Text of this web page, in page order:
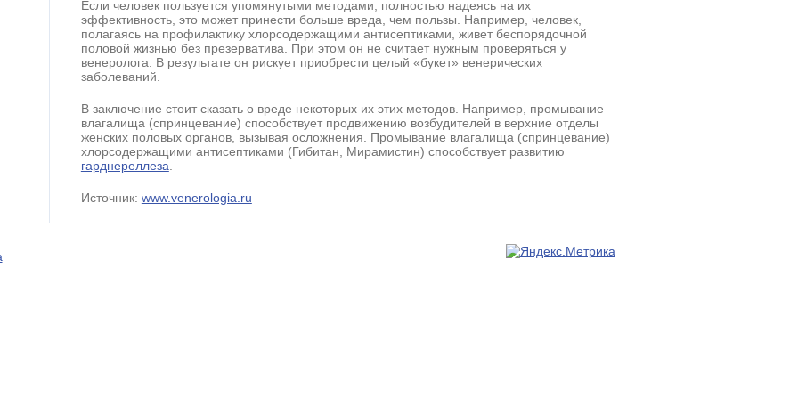
Если человек пользуется упомянутыми методами, полностью надеясь на их
эффективность, это может принести больше вреда, чем пользы. Например, человек,
полагаясь на профилактику хлорсодержащими антисептиками, живет беспорядочной
половой жизнью без презерватива. При этом он не считает нужным проверяться у
венеролога. В результате он рискует приобрести целый «букет» венерических
заболеваний.
В заключение стоит сказать о вреде некоторых их этих методов. Например, промывание
влагалища (спринцевание) способствует продвижению возбудителей в верхние отделы
женских половых органов, вызывая осложнения. Промывание влагалища (спринцевание)
хлорсодержащими антисептиками (Гибитан, Мирамистин) способствует развитию
гарднереллеза
Источник: www.venerologia.ru